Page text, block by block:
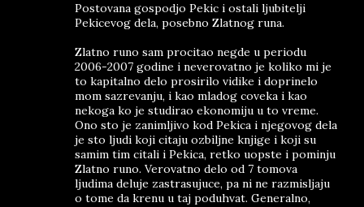
Postovana gospodjo Pekic i ostali ljubitelji
Pekicevog dela, posebno Zlatnog runa.
Zlatno runo sam procitao negde u periodu
2006-2007 godine i neverovatno je koliko mi je
to kapitalno delo prosirilo vidike i doprinelo
mom sazrevanju, i kao mladog coveka i kao
nekoga ko je studirao ekonomiju u to vreme.
Ono sto je zanimljivo kod Pekica i njegovog dela
je sto ljudi koji citaju ozbiljne knjige i koji su
samim tim citali i Pekica, retko uopste i pominju
Zlatno runo. Verovatno delo od 7 tomova
ljudima deluje zastrasujuce, pa ni ne razmisljaju
o tome da krenu u taj poduhvat. Generalno,